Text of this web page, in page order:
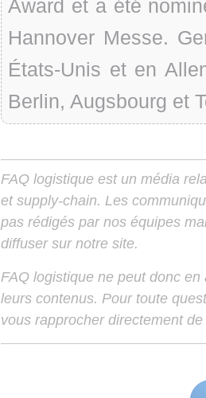
Award et a été
Hannover Messe.
États-Unis et en
Berlin, Augsbourg et
FAQ logistique est un média
et supply-chain. Les
pas rédigés par nos équipes
diffuser sur notre site.
FAQ logistique ne peut donc
leurs contenus. Pour toute
vous rapprocher directement